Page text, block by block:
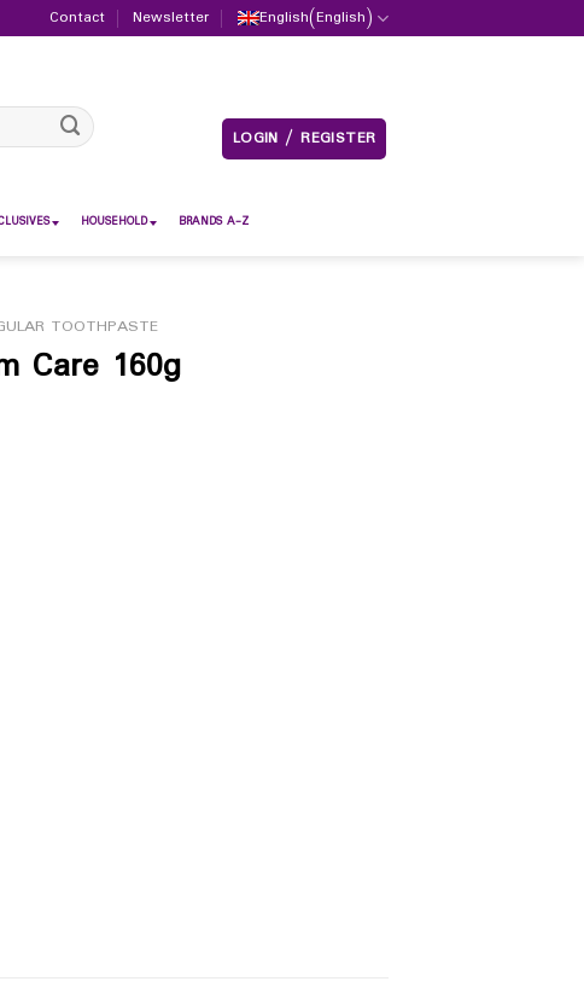
Contact Newsletter English(English)
LOGIN / REGISTER
HOUSEHOLD BRANDS A-Z
TOOTHPASTE
Care 160g